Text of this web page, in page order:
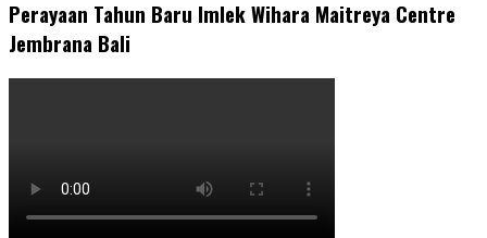
Perayaan Tahun Baru Imlek Wihara Maitreya Centre
Jembrana Bali